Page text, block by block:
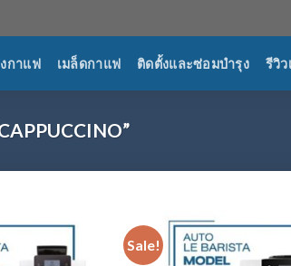
กาแฟ เมล็ดกาแฟ ติดตั้งและซ่อมบำรุง รีวิ
Sale!